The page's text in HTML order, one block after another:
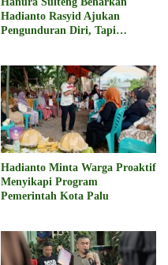
Hadianto Rasyid Ajukan
Pengunduran Diri, Tapi…
Hadianto Minta Warga Proaktif
Menyikapi Program
Pemerintah Kota Palu